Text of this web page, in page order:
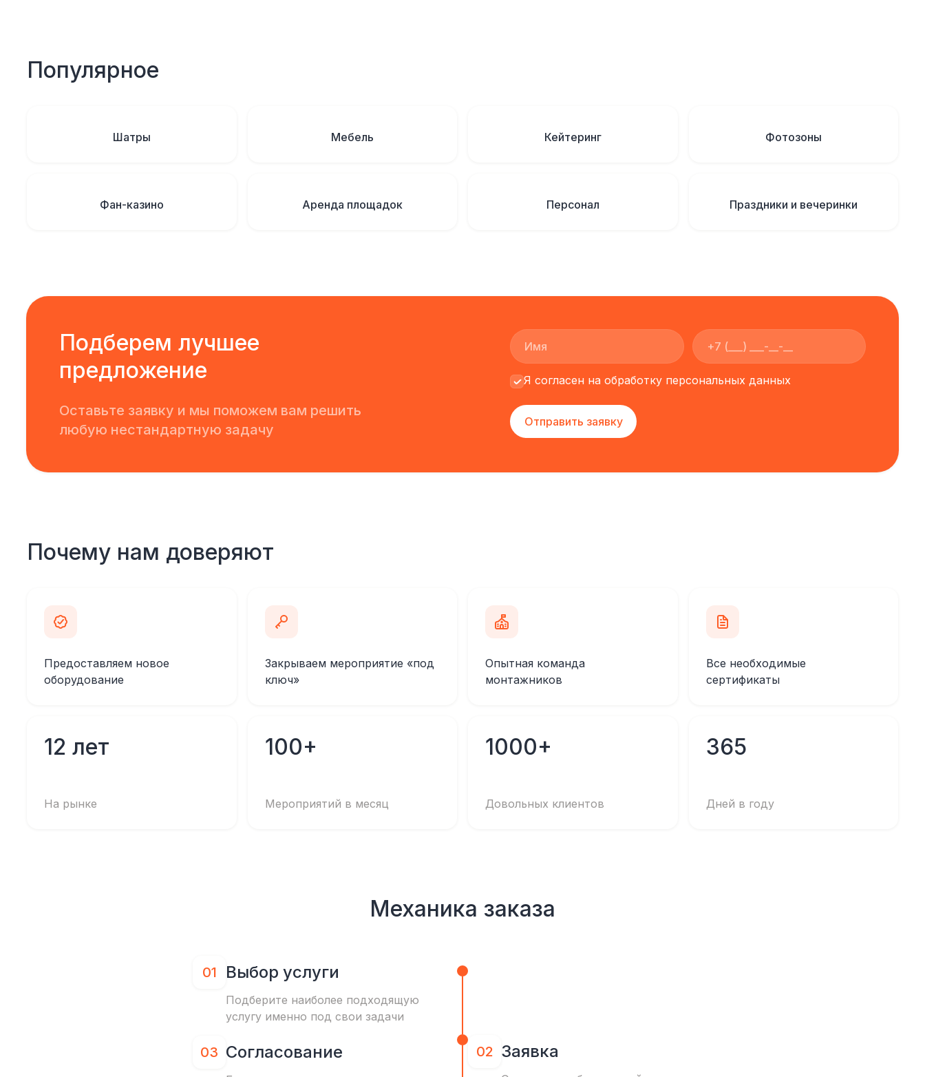
Популярное
Шатры Мебель Кейтеринг Фотозоны
Фан-казино Аренда площадок Персонал Праздники и вечеринки
Подберем лучшее
предложение
Оставьте заявку и мы поможем вам решить
любую нестандартную задачу
Я согласен на обработку персональных данных
Отправить заявку
Почему нам доверяют
Предоставляем новое
оборудование
Закрываем мероприятие «под
ключ»
Опытная команда
монтажников
Все необходимые
сертификаты
12 лет
На рынке
100+
Мероприятий в месяц
1000+
Довольных клиентов
365
Дней в году
Механика заказа
01 Выбор услуги
Подберите наиболее подходящую
услугу именно под свои задачи
03 Согласование 02 Заявка